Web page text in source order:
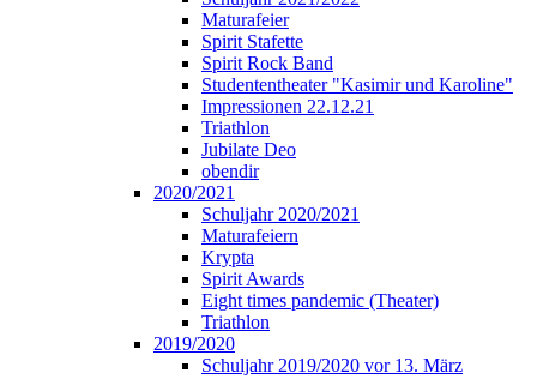
Maturafeier
Spirit Stafette
Spirit Rock Band
Studententheater "Kasimir und Karoline"
Impressionen 22.12.21
Triathlon
Jubilate Deo
obendir
2020/2021
Schuljahr 2020/2021
Maturafeiern
Krypta
Spirit Awards
Eight times pandemic (Theater)
Triathlon
2019/2020
Schuljahr 2019/2020 vor 13. März